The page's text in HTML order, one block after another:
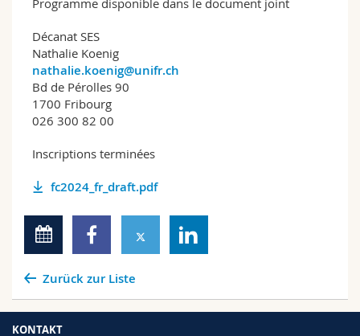
Décanat SES
Nathalie Koenig
nathalie.koenig@unifr.ch
Bd de Pérolles 90
1700 Fribourg
026 300 82 00
Inscriptions terminées
fc2024_fr_draft.pdf
Zurück zur Liste
KONTAKT